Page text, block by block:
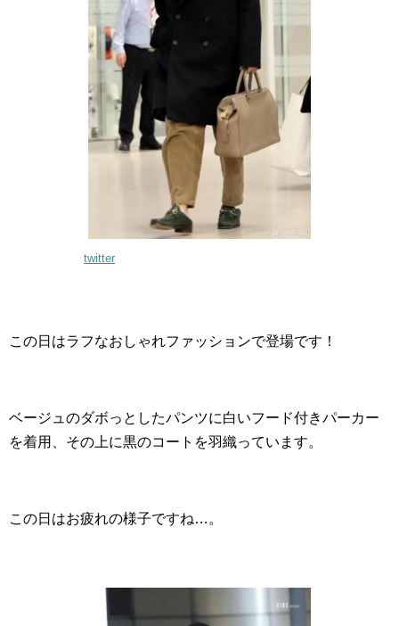
twitter
この日はラフなおしゃれファッションで登場です！
ベージュのダボっとしたパンツに白いフード付きパーカー
を着用、その上に黒のコートを羽織っています。
この日はお疲れの様子ですね…。